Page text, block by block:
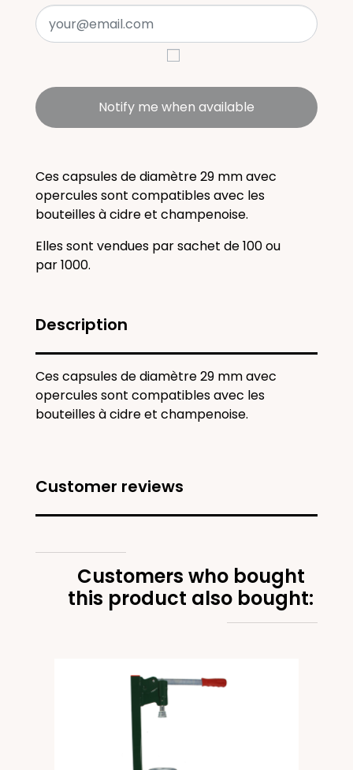
Notify me when available
Ces capsules de diamètre 29 mm avec
opercules sont compatibles avec les
bouteilles à cidre et champenoise.
Elles sont vendues par sachet de 100 ou
par 1000.
Description
Ces capsules de diamètre 29 mm avec
opercules sont compatibles avec les
bouteilles à cidre et champenoise.
Customer reviews
Customers who bought
this product also bought: